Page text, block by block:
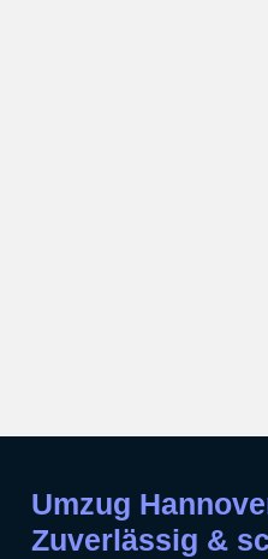
Umzug
Zuverlässig &